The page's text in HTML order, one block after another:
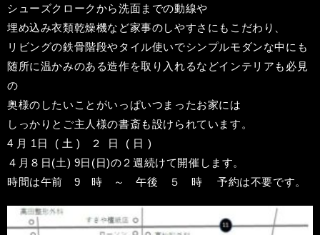
シューズクロークから洗面までの動線や
埋め込み衣類乾燥機など家事のしやすさにもこだわり、
リビングの鉄骨階段やタイル使いでシンプルモダンな中にも
随所に温かみのある造作を取り入れるなどインテリアも必見
の
奥様のしたいことがいっぱいつまったお家には
しっかりとご主人様の書斎も設けられています。
4 月 1 日 ( 土 ) ２ 日 ( 日 )
４月８日(土) 9日 (日)の２週続けて開催します。
時間は午前 9 時 ～ 午後 ５ 時 予約は不要です。